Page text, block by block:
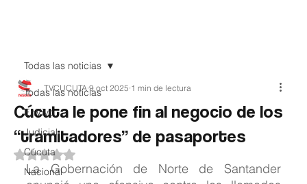
Todas las noticias
EnVivo
Judicial
Cúcuta
Nacional
Todas las noticias
Cúcuta le pone fin al negocio de los
“tramitadores” de pasaportes
TVCUCUTA 9 oct 2025 1 min de lectura
Obtuvo NaN de 5 estrellas.
La Gobernación de Norte de Santander